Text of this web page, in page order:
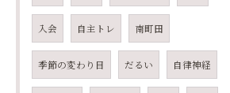
入会 自主トレ 南町田
季節の変わり目 だるい 自律神経